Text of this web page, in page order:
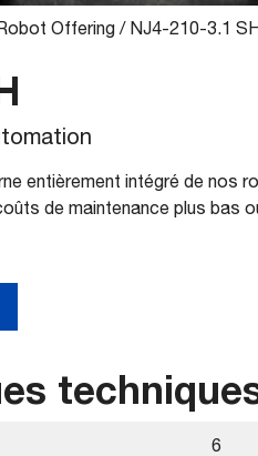
Offering / NJ4-210-3.1
entièrement intégré de nos
de maintenance plus bas
6